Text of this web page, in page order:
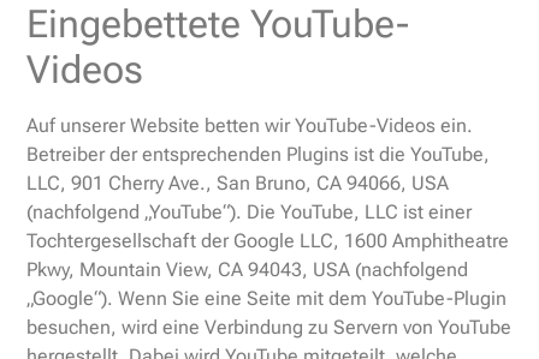
Eingebettete YouTube-
Videos
Auf unserer Website betten wir YouTube-Videos ein.
Betreiber der entsprechenden Plugins ist die YouTube,
LLC, 901 Cherry Ave., San Bruno, CA 94066, USA
(nachfolgend „YouTube“). Die YouTube, LLC ist einer
Tochtergesellschaft der Google LLC, 1600 Amphitheatre
Pkwy, Mountain View, CA 94043, USA (nachfolgend
„Google“). Wenn Sie eine Seite mit dem YouTube-Plugin
besuchen, wird eine Verbindung zu Servern von YouTube